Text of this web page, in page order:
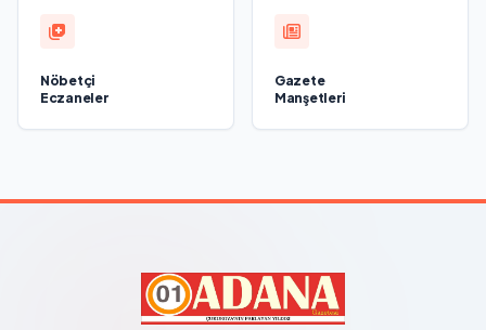
Nöbetçi
Eczaneler
Gazete
Manşetleri